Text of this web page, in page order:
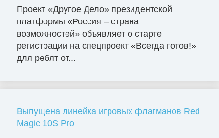
Проект «Другое Дело» президентской
платформы «Россия – страна
возможностей» объявляет о старте
регистрации на спецпроект «Всегда готов!»
для ребят от...
Выпущена линейка игровых флагманов Red
Magic 10S Pro